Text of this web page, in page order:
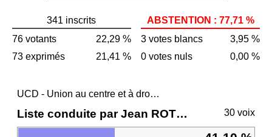
341 inscrits
76 votants
22,29 %
73 exprimés
21,41 %
ABSTENTION : 77,71 %
3 votes blancs
3,95 %
0 votes nuls
0,00 %
UCD - Union au centre et à droite
Liste conduite par Jean ROTTNER 30 voix